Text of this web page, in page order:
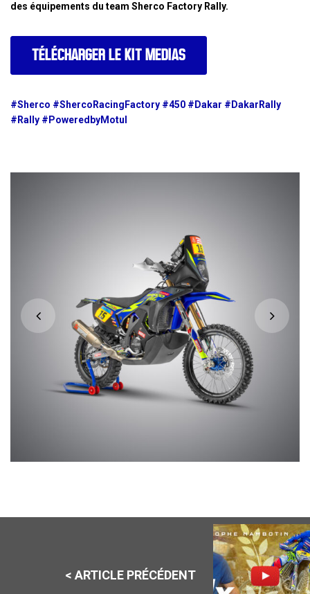
des équipements du team Sherco Factory Rally.
TÉLÉCHARGER LE KIT MEDIAS
#Sherco #ShercoRacingFactory #450 #Dakar #DakarRally
#Rally #PoweredbyMotul
< ARTICLE PRÉCÉDENT